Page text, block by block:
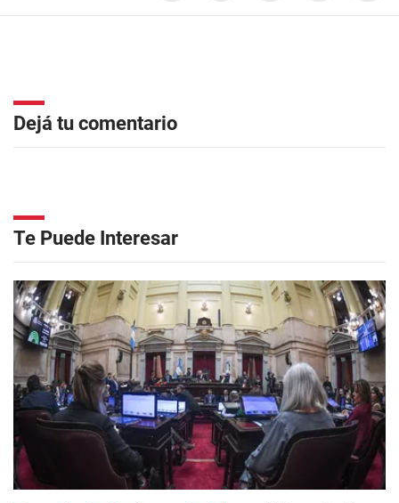
Dejá tu comentario
Te Puede Interesar